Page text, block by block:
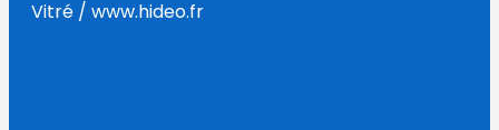
Vitré / www.hideo.fr